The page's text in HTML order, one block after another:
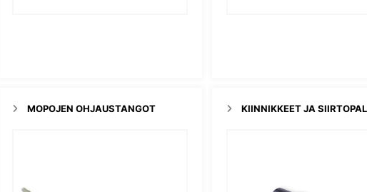
MOPOJEN OHJAUSTANGOT KIINNIKKEET JA